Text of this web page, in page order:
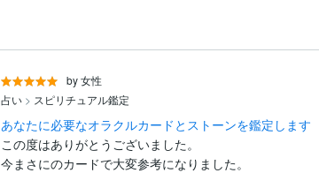
by 女性
占い > スピリチュアル鑑定
あなたに必要なオラクルカードとストーンを鑑定しま
この度はありがとうございました。
今まさにのカードで大変参考になりました。